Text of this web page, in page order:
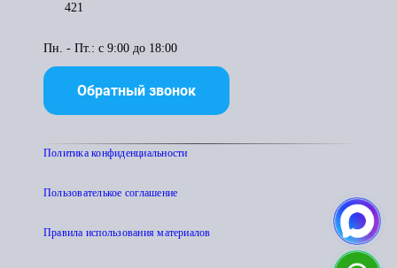
421
Пн. - Пт.: с 9:00 до 18:00
Обратный звонок
Политика конфиденциальности
Пользователькое соглашение
Правила использования материалов